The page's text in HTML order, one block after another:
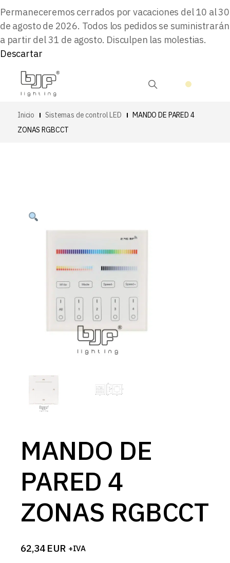
Permaneceremos cerrados por vacaciones del 10 al 30
de agosto de 2026. Todos los pedidos se suministrarán
a partir del 31 de agosto. Disculpen las molestias.
Descartar
Inicio Sistemas de control LED
MANDO DE PARED 4
ZONAS RGBCCT
MANDO DE
PARED 4
ZONAS RGBCCT
62,34 EUR +IVA